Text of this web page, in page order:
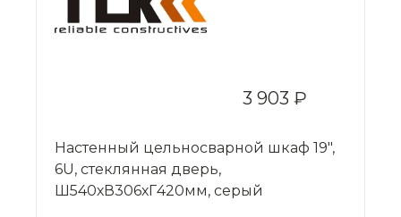
3 903 ₽
Настенный цельносварной шкаф 19",
6U, стеклянная дверь,
Ш540хВ306хГ420мм, серый